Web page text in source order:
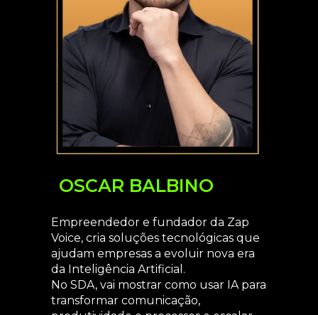
OSCAR BALBINO
Empreendedor e fundador da Zap
Voice, cria soluções tecnológicas que
ajudam empresas a evoluir nova era
da Inteligência Artificial.
No SDA, vai mostrar como usar IA para
transformar comunicação,